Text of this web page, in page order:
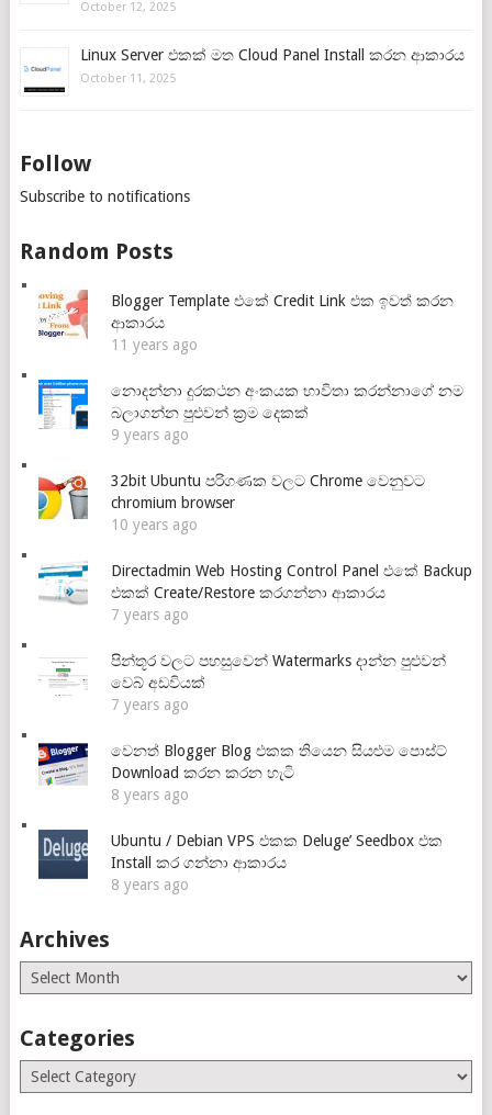
October 12, 2025
Linux Server එකක් මත Cloud Panel Install කරන ආකාරය
October 11, 2025
Follow
Subscribe to notifications
Random Posts
Blogger Template එකේ Credit Link එක ඉවත් කරන
ආකාරය
11 years ago
නොදන්නා දුරකථන අංකයක භාවිතා කරන්නාගේ නම
බලාගන්න පුළුවන් ක්‍රම දෙකක්
9 years ago
32bit Ubuntu පරිගණක වලට Chrome වෙනුවට
chromium browser
10 years ago
Directadmin Web Hosting Control Panel එකේ Backup
එකක් Create/Restore කරගන්නා ආකාරය
7 years ago
පින්තූර වලට පහසුවෙන් Watermarks දාන්න පුළුවන්
වෙබ් අඩවියක්
7 years ago
වෙනත් Blogger Blog එකක තියෙන සියළුම පොස්ට්
Download කරන කරන හැටි
8 years ago
Ubuntu / Debian VPS එකක Deluge’ Seedbox එක
Install කර ගන්නා ආකාරය
8 years ago
Archives
Archives
Categories
Categories